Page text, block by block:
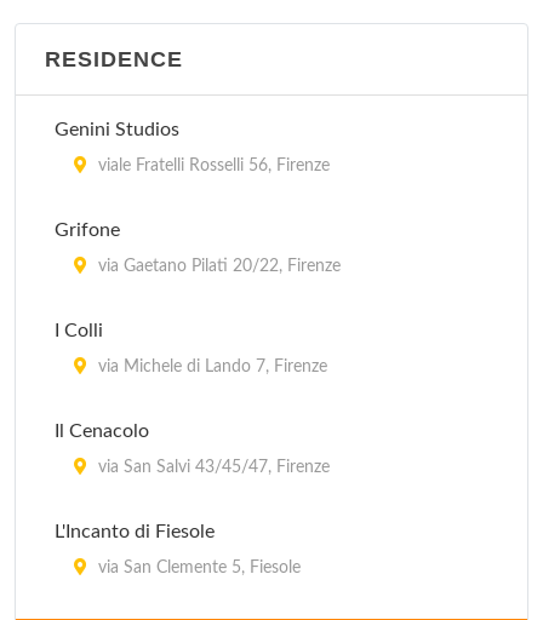
RESIDENCE
Genini Studios
viale Fratelli Rosselli 56, Firenze
Grifone
via Gaetano Pilati 20/22, Firenze
I Colli
via Michele di Lando 7, Firenze
Il Cenacolo
via San Salvi 43/45/47, Firenze
L'Incanto di Fiesole
via San Clemente 5, Fiesole